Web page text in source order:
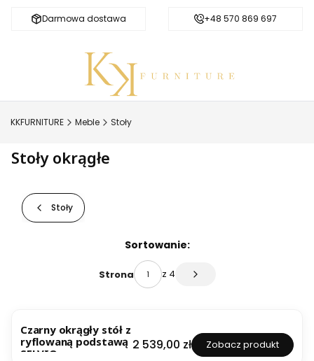
Darmowa dostawa Bezpieczne zakupy
+48 570 869 697
KKFURNITURE Meble Stoły
Stoły okrągłe
Stoły
Sortowanie:
Strona z 4 Następne produkty
Czarny okrągły stół z
ryflowaną podstawą
SELVIO
Cena
2 539,00 zł Zobacz produkt